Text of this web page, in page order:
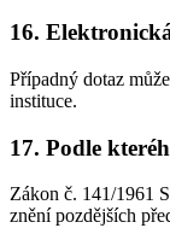
16.
Případný dotaz
instituce.
17. Podle
Zákon č. 141/1961
znění pozdějších